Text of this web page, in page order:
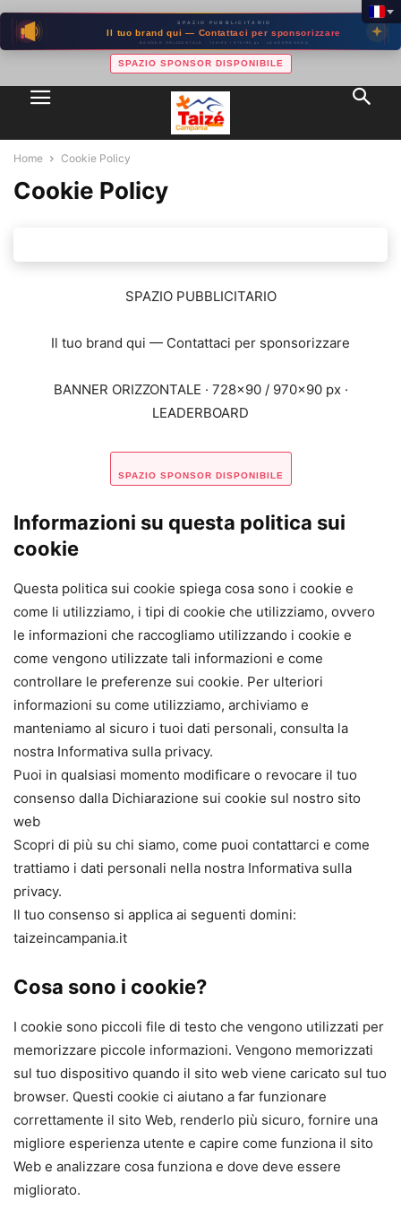
SPAZIO PUBBLICITARIO
Il tuo brand qui — Contattaci per sponsorizzare
BANNER ORIZZONTALE · 728×90 / 970×90 px · LEADERBOARD
SPAZIO SPONSOR DISPONIBILE
Home Cookie Policy
Cookie Policy
SPAZIO PUBBLICITARIO
Il tuo brand qui — Contattaci per sponsorizzare
BANNER ORIZZONTALE · 728×90 / 970×90 px ·
LEADERBOARD
SPAZIO SPONSOR DISPONIBILE
Informazioni su questa politica sui
cookie
Questa politica sui cookie spiega cosa sono i cookie e
come li utilizziamo, i tipi di cookie che utilizziamo, ovvero
le informazioni che raccogliamo utilizzando i cookie e
come vengono utilizzate tali informazioni e come
controllare le preferenze sui cookie. Per ulteriori
informazioni su come utilizziamo, archiviamo e
manteniamo al sicuro i tuoi dati personali, consulta la
nostra Informativa sulla privacy.
Puoi in qualsiasi momento modificare o revocare il tuo
consenso dalla Dichiarazione sui cookie sul nostro sito
web
Scopri di più su chi siamo, come puoi contattarci e come
trattiamo i dati personali nella nostra Informativa sulla
privacy.
Il tuo consenso si applica ai seguenti domini:
taizeincampania.it
Cosa sono i cookie?
I cookie sono piccoli file di testo che vengono utilizzati per
memorizzare piccole informazioni. Vengono memorizzati
sul tuo dispositivo quando il sito web viene caricato sul tuo
browser. Questi cookie ci aiutano a far funzionare
correttamente il sito Web, renderlo più sicuro, fornire una
migliore esperienza utente e capire come funziona il sito
Web e analizzare cosa funziona e dove deve essere
migliorato.